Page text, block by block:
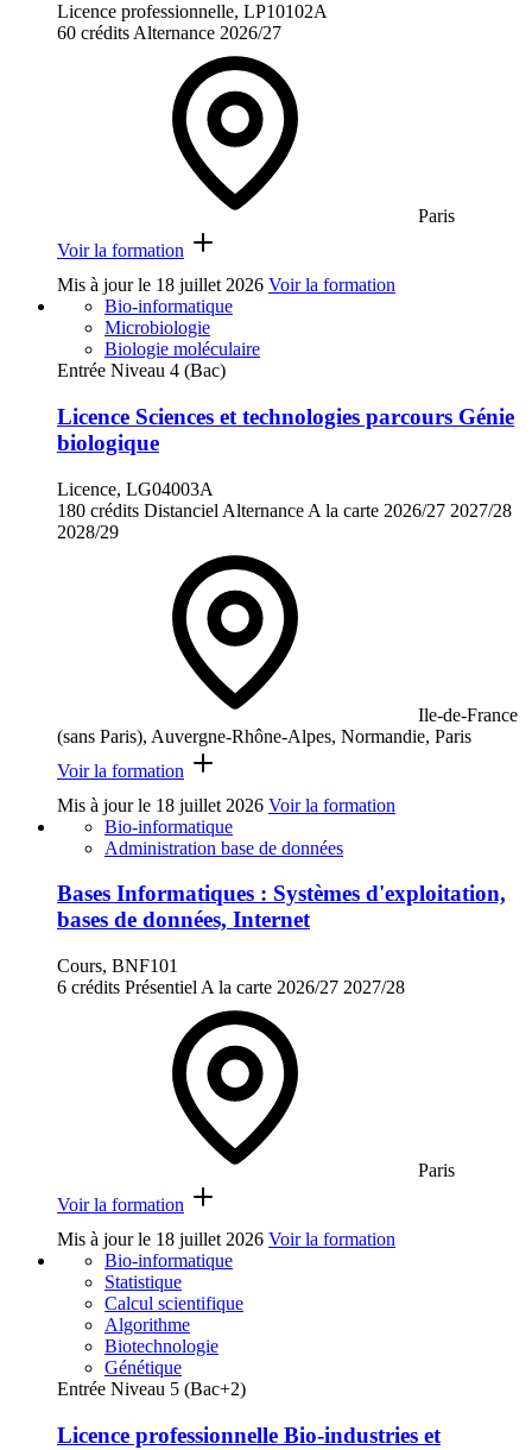
Licence professionnelle, LP10102A
60 crédits Alternance 2026/27
Paris
Voir la formation
Mis à jour le 18 juillet 2026 Voir la formation
Bio-informatique
Microbiologie
Biologie moléculaire
Entrée Niveau 4 (Bac)
Licence Sciences et technologies parcours Génie
biologique
Licence, LG04003A
180 crédits Distanciel Alternance A la carte 2026/27 2027/28
2028/29
Ile-de-France
(sans Paris), Auvergne-Rhône-Alpes, Normandie, Paris
Voir la formation
Mis à jour le 18 juillet 2026 Voir la formation
Bio-informatique
Administration base de données
Bases Informatiques : Systèmes d'exploitation,
bases de données, Internet
Cours, BNF101
6 crédits Présentiel A la carte 2026/27 2027/28
Paris
Voir la formation
Mis à jour le 18 juillet 2026 Voir la formation
Bio-informatique
Statistique
Calcul scientifique
Algorithme
Biotechnologie
Génétique
Entrée Niveau 5 (Bac+2)
Licence professionnelle Bio-industries et